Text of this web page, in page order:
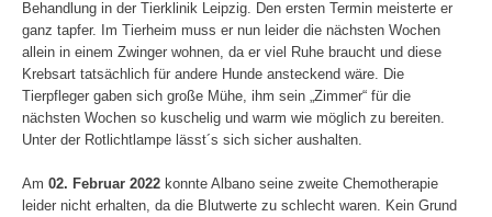
Behandlung in der Tierklinik Leipzig. Den ersten Termin meisterte er
ganz tapfer. Im Tierheim muss er nun leider die nächsten Wochen
allein in einem Zwinger wohnen, da er viel Ruhe braucht und diese
Krebsart tatsächlich für andere Hunde ansteckend wäre. Die
Tierpfleger gaben sich große Mühe, ihm sein „Zimmer“ für die
nächsten Wochen so kuschelig und warm wie möglich zu bereiten.
Unter der Rotlichtlampe lässt´s sich sicher aushalten.
Am02. Februar 2022 konnte Albano seine zweite Chemotherapie
leider nicht erhalten, da die Blutwerte zu schlecht waren. Kein Grund